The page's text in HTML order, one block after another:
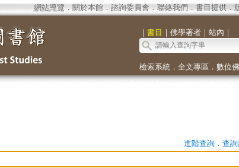
網站導覽 ． 關於本館． 諮詢委員會． 聯絡我們 ． 書目提供．
｜ 書目 ｜ 佛學著者｜ 站內 ｜
檢索系統． 全文專區 ． 數位
進階查詢． 查詢